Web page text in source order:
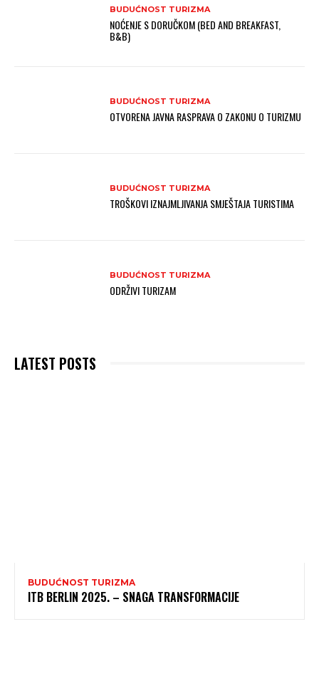
BUDUĆNOST TURIZMA
NOĆENJE S DORUČKOM (BED AND BREAKFAST,
B&B)
BUDUĆNOST TURIZMA
OTVORENA JAVNA RASPRAVA O ZAKONU O TURIZMU
BUDUĆNOST TURIZMA
TROŠKOVI IZNAJMLJIVANJA SMJEŠTAJA TURISTIMA
BUDUĆNOST TURIZMA
ODRŽIVI TURIZAM
LATEST POSTS
BUDUĆNOST TURIZMA
ITB BERLIN 2025. – SNAGA TRANSFORMACIJE